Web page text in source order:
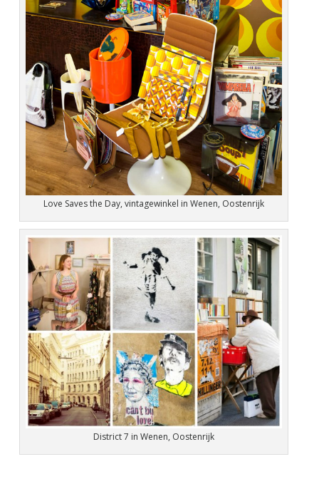
Love Saves the Day, vintagewinkel in Wenen, Oostenrijk
District 7 in Wenen, Oostenrijk